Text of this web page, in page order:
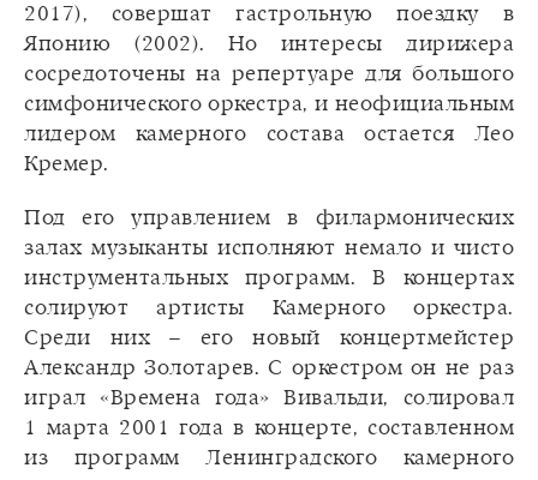
2017), совершат гастрольную поездку в
Японию (2002). Но интересы дирижера
сосредоточены на репертуаре для большого
симфонического оркестра, и неофициальным
лидером камерного состава остается Лео
Кремер.
Под его управлением в филармонических
залах музыканты исполняют немало и чисто
инструментальных программ. В концертах
солируют артисты Камерного оркестра.
Среди них – его новый концертмейстер
Александр Золотарев. С оркестром он не раз
играл «Времена года» Вивальди, солировал
1 марта 2001 года в концерте, составленном
из программ Ленинградского камерного